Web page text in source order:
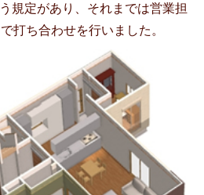
規定があり、それまでは営業担
打ち合わせを行いました。